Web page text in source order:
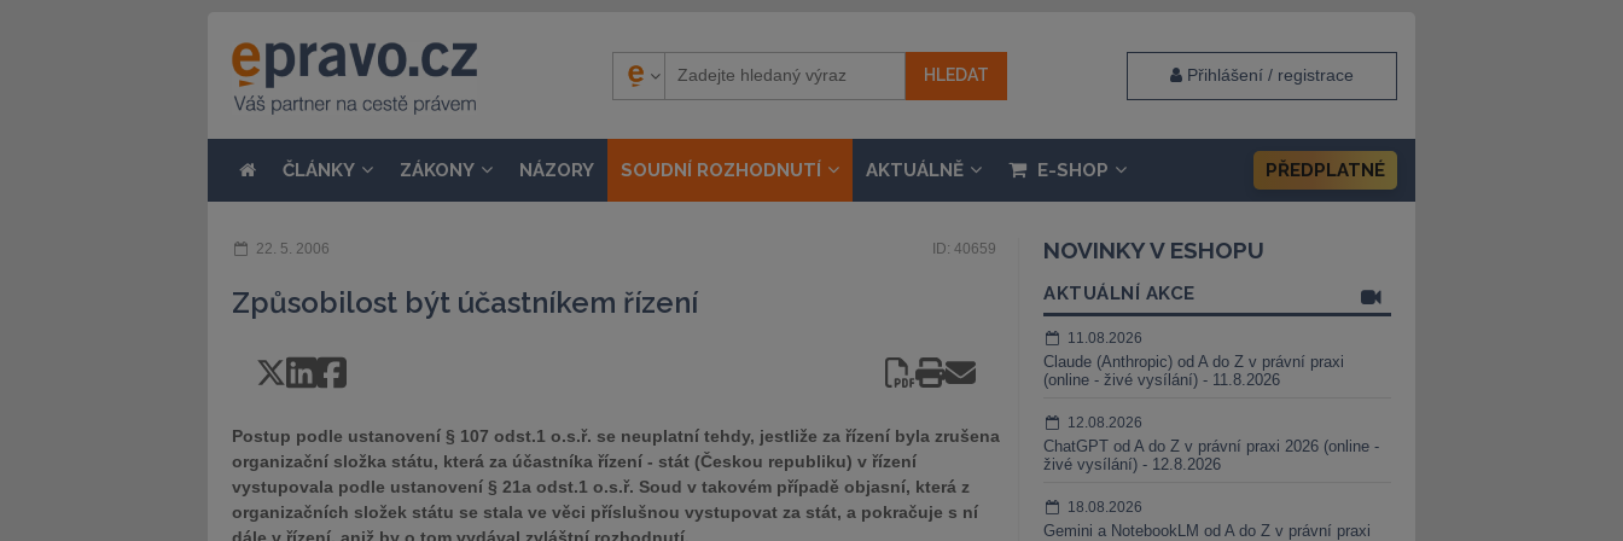
Přihlášení / registrace
ČLÁNKY ZÁKONY NÁZORY SOUDNÍ ROZHODNUTÍ AKTUÁLNĚ E-SHOP PŘEDPLATNÉ
22. 5. 2006 ID: 40659
Způsobilost být účastníkem řízení
Postup podle ustanovení § 107 odst.1 o.s.ř. se neuplatní tehdy, jestliže za řízení byla zrušena
organizační složka státu, která za účastníka řízení - stát (Českou republiku) v řízení
vystupovala podle ustanovení § 21a odst.1 o.s.ř. Soud v takovém případě objasní, která z
organizačních složek státu se stala ve věci příslušnou vystupovat za stát, a pokračuje s ní
NOVINKY V ESHOPU
AKTUÁLNÍ AKCE
11.08.2026
Claude (Anthropic) od A do Z v právní praxi
(online - živé vysílání) - 11.8.2026
12.08.2026
ChatGPT od A do Z v právní praxi 2026 (online -
živé vysílání) - 12.8.2026
18.08.2026
Gemini a NotebookLM od A do Z v právní praxi